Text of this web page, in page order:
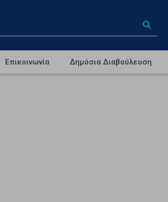
Επικοινωνία Δημόσια Διαβούλευση